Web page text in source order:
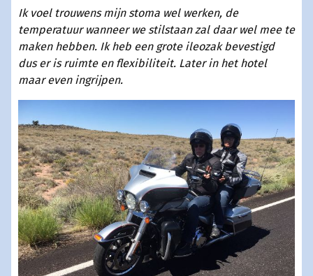
Ik voel trouwens mijn stoma wel werken, de
temperatuur wanneer we stilstaan zal daar wel mee te
maken hebben. Ik heb een grote ileozak bevestigd
dus er is ruimte en flexibiliteit. Later in het hotel
maar even ingrijpen.